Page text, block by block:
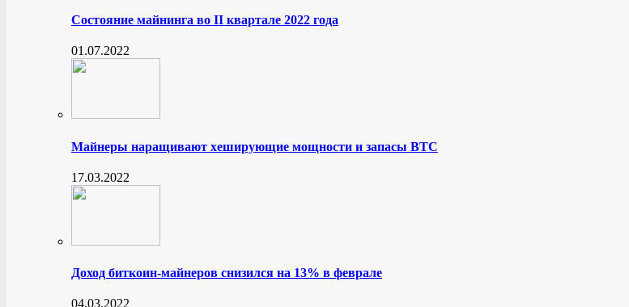
Состояние майнинга во II квартале 2022 года
01.07.2022
Майнеры наращивают хеширующие мощности и запасы BTC
17.03.2022
Доход биткоин-майнеров снизился на 13% в феврале
04.03.2022